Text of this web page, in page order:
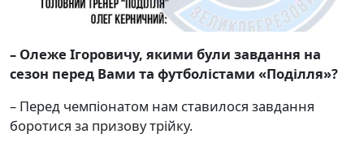
– Олеже Ігоровичу, якими були завдання на
сезон перед Вами та футболістами «Поділля»?
– Перед чемпіонатом нам ставилося завдання
боротися за призову трійку.